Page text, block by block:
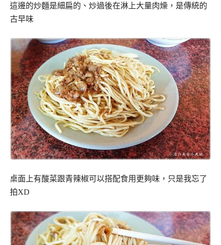
這邊的炒麵是細扁的、炒過後在淋上大量肉燥，是傳統的
古早味
桌面上有酸菜跟青辣椒可以搭配食用更夠味，只是我忘了
拍XD